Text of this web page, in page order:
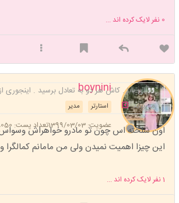
0 نفر لایک کرده اند ...
boynini
مدیر استارتر
عضویت: 1399/03/03 تعداد پست: 8050
ای بابا . کاش هر دو به تعادل برسید . اینجوری
می‌برید.
اون شلخته اس چون تو مادرو خواهراش وسواس
این چیزا اهمیت نمیدن ولی من مامانم کمالگرا
1نفر لایک کرده اند ...